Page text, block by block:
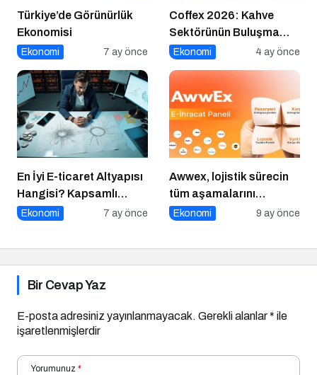
Türkiye’de Görünürlük
Ekonomisi
Ekonomi 7 ay önce
Coffex 2026: Kahve
Sektörünün Buluşma
Noktası
Ekonomi 4 ay önce
En İyi E-ticaret Altyapısı
Hangisi? Kapsamlı
Karşılaştırma Rehberi
Ekonomi 7 ay önce
Awwex, lojistik sürecin
tüm aşamalarını
dijitalleştiriyor
Ekonomi 9 ay önce
Bir Cevap Yaz
E-posta adresiniz yayınlanmayacak. Gerekli alanlar* ile
işaretlenmişlerdir
Yorumunuz *